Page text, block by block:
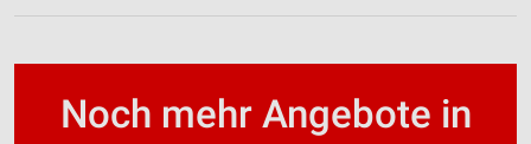
Noch mehr Angebote in